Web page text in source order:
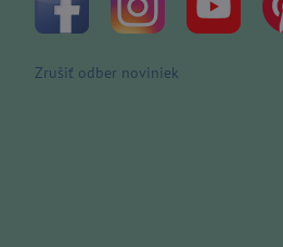
Zrušiť odber noviniek